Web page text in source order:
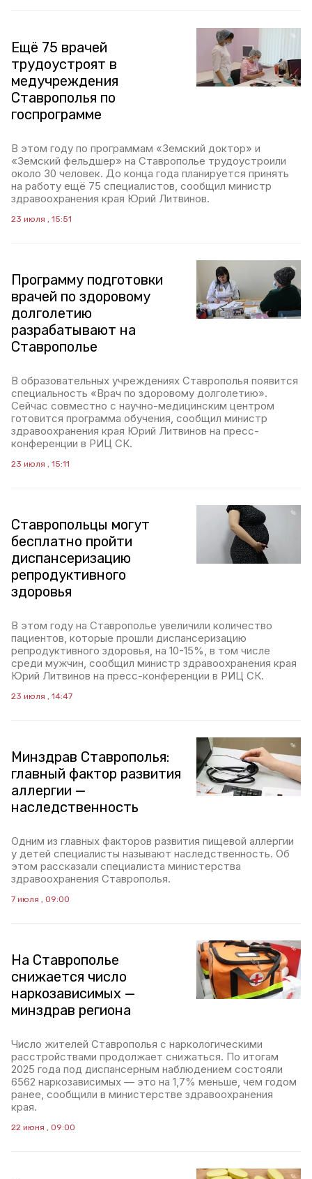
Ещё 75 врачей
трудоустроят в
медучреждения
Ставрополья по
госпрограмме
В этом году по программам «Земский доктор» и
«Земский фельдшер» на Ставрополье трудоустроили
около 30 человек. До конца года планируется принять
на работу ещё 75 специалистов, сообщил министр
здравоохранения края Юрий Литвинов.
23 июля , 15:51
Программу подготовки
врачей по здоровому
долголетию
разрабатывают на
Ставрополье
В образовательных учреждениях Ставрополья появится
специальность «Врач по здоровому долголетию».
Сейчас совместно с научно-медицинским центром
готовится программа обучения, сообщил министр
здравоохранения края Юрий Литвинов на пресс-
конференции в РИЦ СК.
23 июля , 15:11
Ставропольцы могут
бесплатно пройти
диспансеризацию
репродуктивного
здоровья
В этом году на Ставрополье увеличили количество
пациентов, которые прошли диспансеризацию
репродуктивного здоровья, на 10-15%, в том числе
среди мужчин, сообщил министр здравоохранения края
Юрий Литвинов на пресс-конференции в РИЦ СК.
23 июля , 14:47
Минздрав Ставрополья:
главный фактор развития
аллергии —
наследственность
Одним из главных факторов развития пищевой аллергии
у детей специалисты называют наследственность. Об
этом рассказали специалиста министерства
здравоохранения Ставрополья.
7 июля , 09:00
На Ставрополье
снижается число
наркозависимых —
минздрав региона
Число жителей Ставрополья с наркологическими
расстройствами продолжает снижаться. По итогам
2025 года под диспансерным наблюдением состояли
6562 наркозависимых — это на 1,7% меньше, чем годом
ранее, сообщили в министерстве здравоохранения
края.
22 июня , 09:00